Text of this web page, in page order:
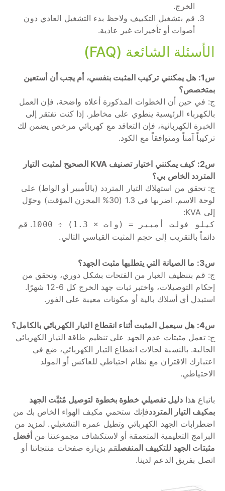
الخرج.
قم بتشغيل التكييف ولاحظ بدء التشغيل العادي دون
أصوات أو تأخيرات غير عادية.
الأسئلة الشائعة (FAQ)
س1: هل يمكنني تركيب المثبت بنفسي، أم يجب أن أستعين
بمتخصص؟
ج: في حين أن الخطوات المذكورة أعلاه واضحة، فإن العمل
بالكهرباء الرئيسية ينطوي على مخاطر. إذا كنت تفتقر إلى
الخبرة الكهربائية، فإن التعاقد مع كهربائي مرخص يضمن لك
تركيباً آمناً ومتوافقاً مع الكود.
س2: كيف يمكنني اختيار تصنيف KVA الصحيح لمثبت التيار
المتردد الخاص بي؟
ج: تحقق من استهلاك التيار المتردد (بالأمبير أو الواط) على
لوحة الاسم. اضربها في 1.3 (30% المخزن المؤقت) وحوّل
إلى KVA:
كيلو فولت أمبير = (وات × 1.3) ÷ 1000
. قم
دائماً بالتقريب إلى حجم المثبت القياسي التالي.
س3: ما الصيانة التي يتطلبها مثبت الجهد؟
ج: قم بتنظيف الغبار من الفتحات بشكل دوري، وتحقق من
إحكام التوصيلات، واختبر ثبات جهد الخرج كل 6-12 شهرًا.
استبدل أي أسلاك بالية أو مكونات معيبة على الفور.
س4: هل سيعمل المثبت أثناء انقطاع التيار الكهربائي بالكامل؟
ج: تعمل مثبتات عدم الجهد على تنظيم طاقة التيار الكهربائي
الحالية. بالنسبة لحالات انقطاع التيار الكهربائي، ضع في
اعتبارك الاقتران مع نظام احتياطي للعاكس أو المولد
الاحتياطي.
باتباع هذادليل تفصيلي خطوة بخطوة لتوصيل مُثبِّت الجهد
بمكيف التيار المترددفإنك ستحمي مكيف الهواء الخاص بك من
اضطرابات الجهد الكهربائي وتطيل عمره التشغيلي. لمزيد من
البرامج التعليمية المتعمقة أو لاستكشاف مجموعتنا منأفضل
مثبتات الجهد للتكييف المنفصلقم بزيارة صفحات منتجاتنا أو
اتصل بفريق الدعم لدينا.